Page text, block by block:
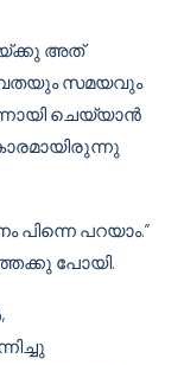
അത്
വതയും സമയവും
ചെയ്യാൻ
പറയാം.”
പോയി.